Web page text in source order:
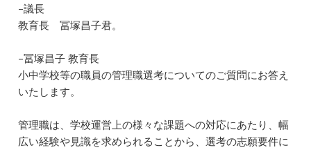
–議長
教育長 冨塚昌子君。
–冨塚昌子 教育長
小中学校等の職員の管理職選考についてのご質問にお答え
いたします。
管理職は、学校運営上の様々な課題への対応にあたり、幅
広い経験や見識を求められることから、選考の志願要件に